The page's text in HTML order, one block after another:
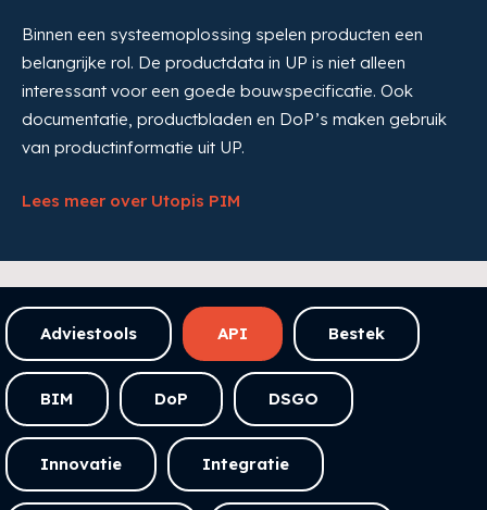
Binnen een systeemoplossing spelen producten een
belangrijke rol. De productdata in UP is niet alleen
interessant voor een goede bouwspecificatie. Ook
documentatie, productbladen en DoP’s maken gebruik
van productinformatie uit UP.
Lees meer over Utopis PIM
Adviestools API Bestek
BIM DoP DSGO
Innovatie Integratie